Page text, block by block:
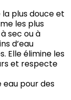
plus douce et
les plus
sec ou à
d’eau
Elle élimine les
et respecte
pour des